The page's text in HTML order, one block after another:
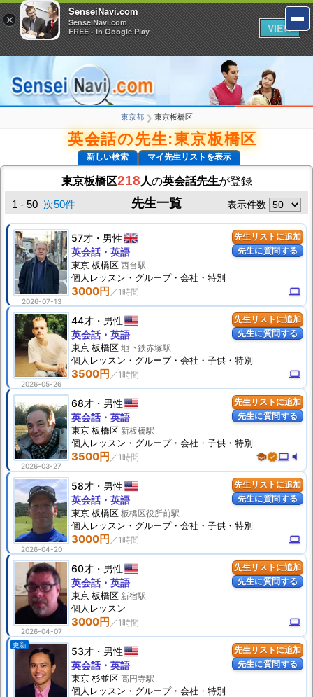
東京都 ❯ 東京板橋区
英会話の先生:東京板橋区
新しい検索 マイ先生リストを表示
東京板橋区218 人の英会話先生が登録
先生一覧
1 - 50 次50件 表示件数
先生リストに追加
先生に質問する
2026-07-13
57才 男性
3000円 computer
英会話・英語
東京 板橋区 西台駅
個人 レッスン ・グループ・会社・特別
先生リストに追加
先生に質問する
2026-05-26
44才 男性
3500円 computer
英会話・英語
東京 板橋区 地下鉄赤塚駅
個人 レッスン ・グループ・会社・子供・特別
先生リストに追加
先生に質問する
2026-03-27
68才 男性
3500円 schoolverifiedcomputer volume_mute
英会話・英語
東京 板橋区 新板橋駅
個人 レッスン ・グループ・会社・子供・特別
先生リストに追加
先生に質問する
2026-04-20
58才 男性
3000円 computer
英会話・英語
東京 板橋区 板橋区役所前駅
個人 レッスン ・グループ・会社・子供・特別
先生リストに追加
先生に質問する
2026-04-07
60才 男性
3000円 computer
英会話・英語
東京 板橋区 新宿駅
個人 レッスン
先生リストに追加
先生に質問する
更新
53才 男性
英会話・英語
東京 杉並区 高円寺駅
個人 レッスン ・グループ・会社・特別
×
SenseiNavi.com
SenseiNavi.com
FREE - In Google Play
VIEW
×
SenseiNavi.com
SenseiNavi.com
FREE - In Google Play
VIEW